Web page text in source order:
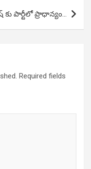
కు పార్టీలో ప్రాధాన్యం…
Required fields